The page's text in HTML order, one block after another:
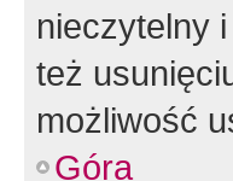
nieczytelny
też
możliwość
Góra